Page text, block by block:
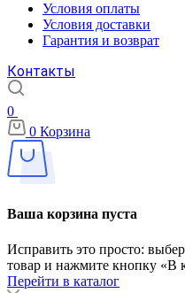
Условия оплаты
Условия доставки
Гарантия и возврат
Контакты
0
0 Корзина
Ваша корзина пуста
Исправить это просто:
товар и нажмите кнопку «В
Перейти в каталог